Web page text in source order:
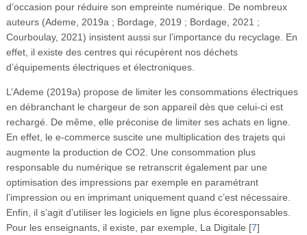
d’occasion pour réduire son empreinte numérique. De nombreux
auteurs (Ademe, 2019a ; Bordage, 2019 ; Bordage, 2021 ;
Courboulay, 2021) insistent aussi sur l’importance du recyclage. En
effet, il existe des centres qui récupèrent nos déchets
d’équipements électriques et électroniques.
L’Ademe (2019a) propose de limiter les consommations électriques
en débranchant le chargeur de son appareil dès que celui-ci est
rechargé. De même, elle préconise de limiter ses achats en ligne.
En effet, le e-commerce suscite une multiplication des trajets qui
augmente la production de CO2. Une consommation plus
responsable du numérique se retranscrit également par une
optimisation des impressions par exemple en paramétrant
l’impression ou en imprimant uniquement quand c’est nécessaire.
Enfin, il s’agit d’utiliser les logiciels en ligne plus écoresponsables.
Pour les enseignants, il existe, par exemple, La Digitale [7]